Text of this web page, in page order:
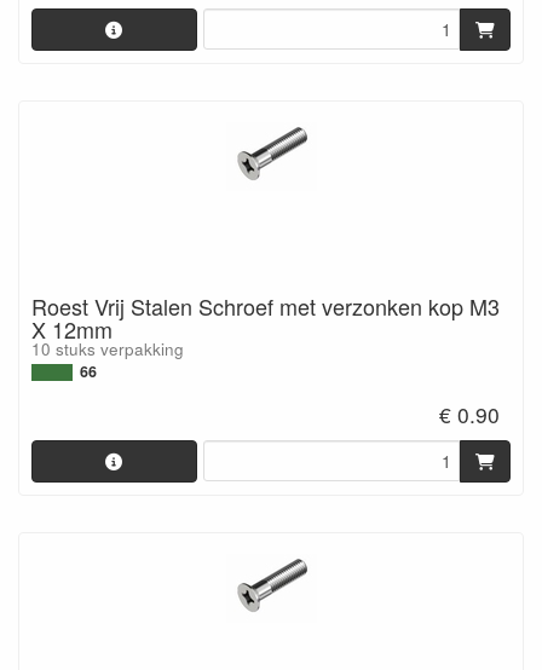
Roest Vrij Stalen Schroef met verzonken kop M3
X 12mm
10 stuks verpakking
66
€ 0.90